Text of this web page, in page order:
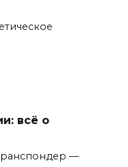
всё о
—